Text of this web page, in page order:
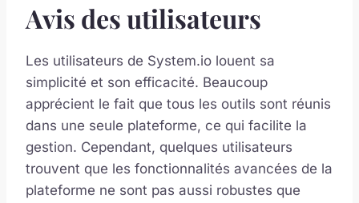
Avis des utilisateurs
Les utilisateurs de System.io louent sa
simplicité et son efficacité. Beaucoup
apprécient le fait que tous les outils sont réunis
dans une seule plateforme, ce qui facilite la
gestion. Cependant, quelques utilisateurs
trouvent que les fonctionnalités avancées de la
plateforme ne sont pas aussi robustes que